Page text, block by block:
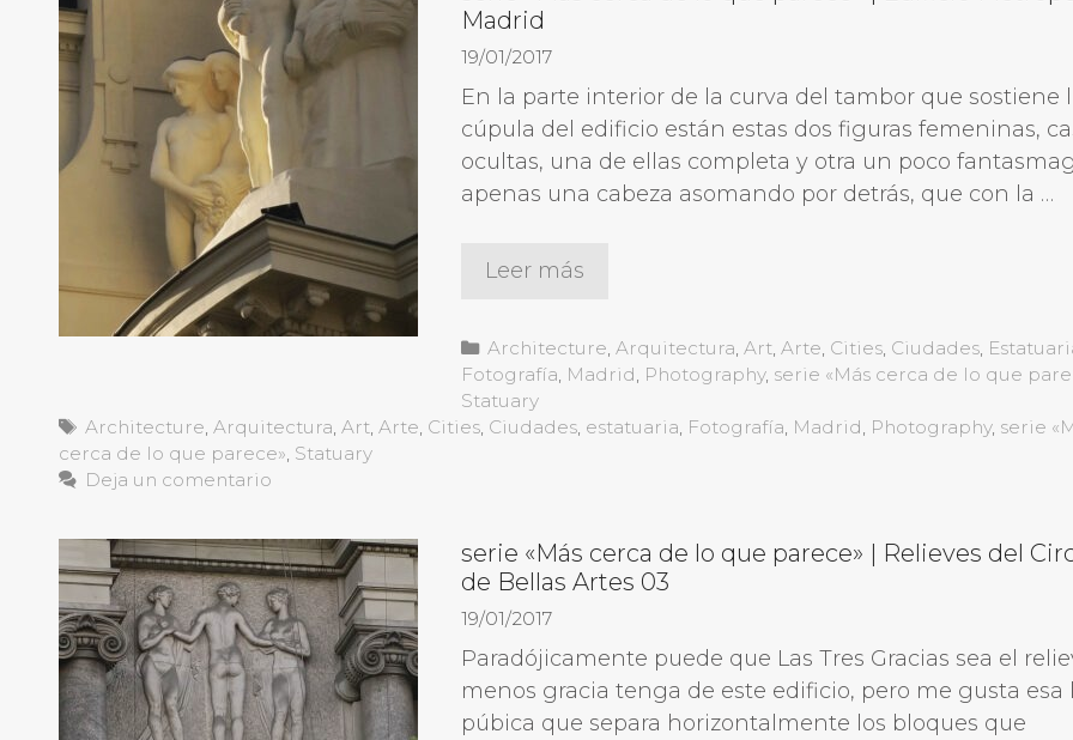
Madrid
19/01/2017
En la parte interior de la curva del tambor que sostiene
cúpula del edificio están estas dos figuras femeninas,
ocultas, una de ellas completa y otra un poco
apenas una cabeza asomando por detrás, que con la …
Leer más
Categorías
Architecture,Arquitectura,Art,Arte, Cities, Ciudades,
Fotografía, Madrid, Photography, serie «Más cerca de lo que
Statuary
Etiquetas
Architecture,Arquitectura,Art,Arte, Cities, Ciudades, estatuaria, Fotografía, Madrid, Photography, serie
cerca de lo que parece», Statuary
Deja un comentario
serie «Más cerca de lo que parece» | Relieves del
de Bellas Artes 03
19/01/2017
Paradójicamente puede que Las Tres Gracias sea el
menos gracia tenga de este edificio, pero me gusta esa
púbica que separa horizontalmente los bloques que